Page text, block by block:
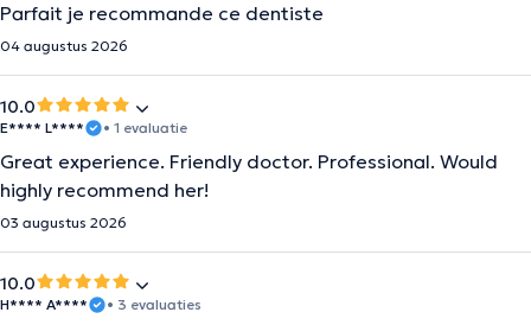
Parfait je recommande ce dentiste
04 augustus 2026
10.0
E**** L**** • 1 evaluatie
Great experience. Friendly doctor. Professional. Would
highly recommend her!
03 augustus 2026
10.0
H**** A**** • 3 evaluaties